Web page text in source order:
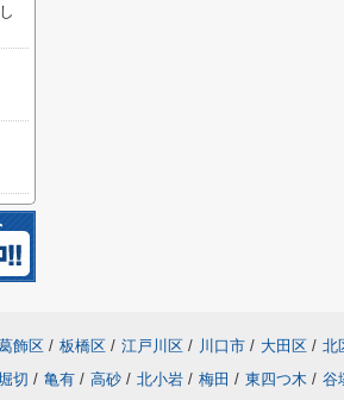
飾区 / 板橋区 / 江戸川区 / 川口市 / 大田区 / 北
切 / 亀有 / 高砂 / 北小岩 / 梅田 / 東四つ木 / 谷